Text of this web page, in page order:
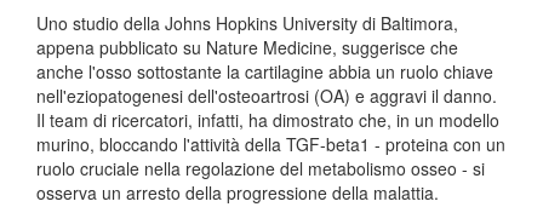
Uno studio della Johns Hopkins University di Baltimora,
appena pubblicato su Nature Medicine, suggerisce che
anche l'osso sottostante la cartilagine abbia un ruolo chiave
nell'eziopatogenesi dell'osteoartrosi (OA) e aggravi il danno.
Il team di ricercatori, infatti, ha dimostrato che, in un modello
murino, bloccando l'attività della TGF-beta1 - proteina con un
ruolo cruciale nella regolazione del metabolismo osseo - si
osserva un arresto della progressione della malattia.